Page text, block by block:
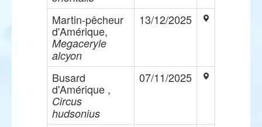
Martin-pêcheur
d'Amérique,
Megaceryle
alcyon
13/12/2025
Busard
d'Amérique ,
Circus
hudsonius
07/11/2025